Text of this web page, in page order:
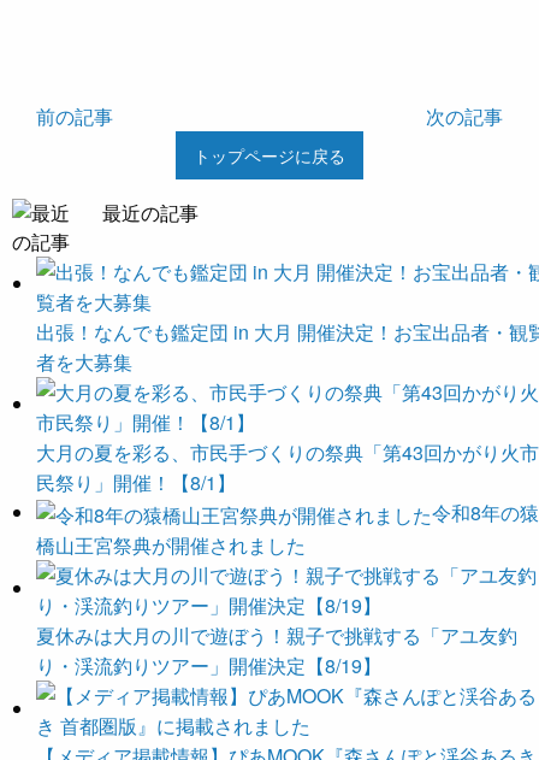
前の記事 次の記事
トップページに戻る
最近の記事
出張！なんでも鑑定団 in 大月 開催決定！お宝出品者・観
者を大募集
大月の夏を彩る、市民手づくりの祭典「第43回かがり火市
民祭り」開催！【8/1】
令和8年の猿
橋山王宮祭典が開催されました
夏休みは大月の川で遊ぼう！親子で挑戦する「アユ友釣
り・渓流釣りツアー」開催決定【8/19】